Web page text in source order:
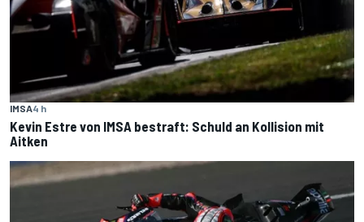
IMSA4 h
Kevin Estre von IMSA bestraft: Schuld an Kollision mit
Aitken